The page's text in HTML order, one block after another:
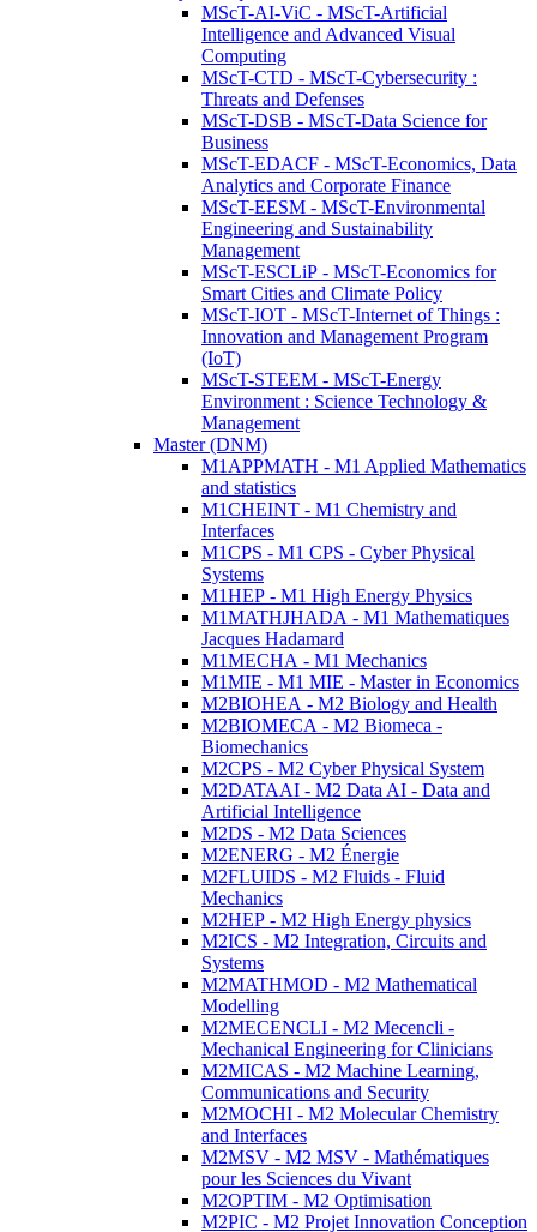
MScT-AI-ViC - MScT-Artificial
Intelligence and Advanced Visual
Computing
MScT-CTD - MScT-Cybersecurity :
Threats and Defenses
MScT-DSB - MScT-Data Science for
Business
MScT-EDACF - MScT-Economics, Data
Analytics and Corporate Finance
MScT-EESM - MScT-Environmental
Engineering and Sustainability
Management
MScT-ESCLiP - MScT-Economics for
Smart Cities and Climate Policy
MScT-IOT - MScT-Internet of Things :
Innovation and Management Program
(IoT)
MScT-STEEM - MScT-Energy
Environment : Science Technology &
Management
Master (DNM)
M1APPMATH - M1 Applied Mathematics
and statistics
M1CHEINT - M1 Chemistry and
Interfaces
M1CPS - M1 CPS - Cyber Physical
Systems
M1HEP - M1 High Energy Physics
M1MATHJHADA - M1 Mathematiques
Jacques Hadamard
M1MECHA - M1 Mechanics
M1MIE - M1 MIE - Master in Economics
M2BIOHEA - M2 Biology and Health
M2BIOMECA - M2 Biomeca -
Biomechanics
M2CPS - M2 Cyber Physical System
M2DATAAI - M2 Data AI - Data and
Artificial Intelligence
M2DS - M2 Data Sciences
M2ENERG - M2 Énergie
M2FLUIDS - M2 Fluids - Fluid
Mechanics
M2HEP - M2 High Energy physics
M2ICS - M2 Integration, Circuits and
Systems
M2MATHMOD - M2 Mathematical
Modelling
M2MECENCLI - M2 Mecencli -
Mechanical Engineering for Clinicians
M2MICAS - M2 Machine Learning,
Communications and Security
M2MOCHI - M2 Molecular Chemistry
and Interfaces
M2MSV - M2 MSV - Mathématiques
pour les Sciences du Vivant
M2OPTIM - M2 Optimisation
M2PIC - M2 Projet Innovation Conception